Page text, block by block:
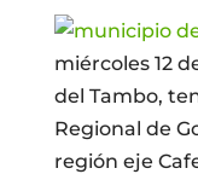
miércoles 12
del Tambo,
Regional de
región eje